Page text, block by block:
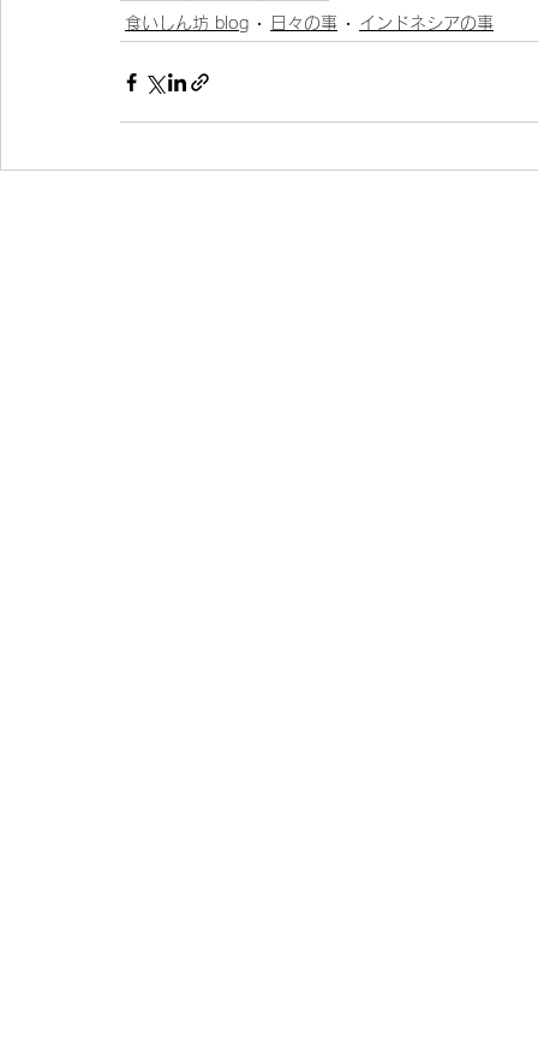
食いしん坊 blog
日々の事 インドネシアの事